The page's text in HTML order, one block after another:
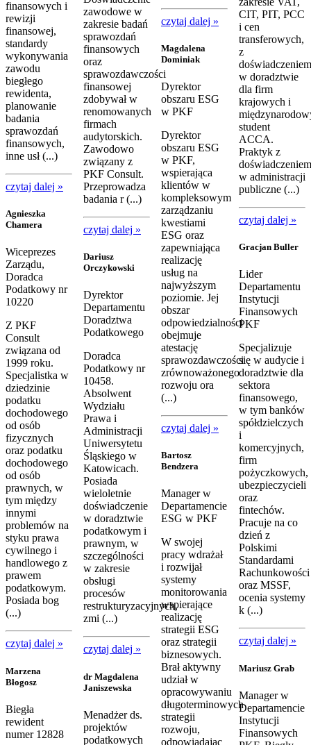
finansowych i
rewizji
finansowej,
standardy
wykonywania
zawodu
biegłego
rewidenta,
planowanie
badania
sprawozdań
finansowych,
inne usł (...)
czytaj dalej »
Agnieszka
Chamera
Wiceprezes
Zarządu,
Doradca
Podatkowy nr
10220
Z PKF
Consult
związana od
1999 roku.
Specjalistka w
dziedzinie
podatku
dochodowego
od osób
fizycznych
oraz podatku
dochodowego
od osób
prawnych, w
tym między
innymi
problemów na
styku prawa
cywilnego i
handlowego z
prawem
podatkowym.
Posiada bog
(...)
czytaj dalej »
Marzena
Błogosz
Biegła
rewident
numer 12828
zawodowe w
zakresie badań
sprawozdań
finansowych
oraz
sprawozdawczości
finansowej
zdobywał w
renomowanych
firmach
audytorskich.
Zawodowo
związany z
PKF Consult.
Przeprowadza
badania r (...)
czytaj dalej »
Dariusz
Orczykowski
Dyrektor
Departamentu
Doradztwa
Podatkowego
Doradca
Podatkowy nr
10458.
Absolwent
Wydziału
Prawa i
Administracji
Uniwersytetu
Śląskiego w
Katowicach.
Posiada
wieloletnie
doświadczenie
w doradztwie
podatkowym i
prawnym, w
szczególności
w zakresie
obsługi
procesów
restrukturyzacyjnych,
zmi (...)
czytaj dalej »
dr Magdalena
Janiszewska
Menadżer ds.
projektów
podatkowych
czytaj dalej »
Magdalena
Dominiak
Dyrektor
obszaru ESG
w PKF
Dyrektor
obszaru ESG
w PKF,
wspierająca
klientów w
kompleksowym
zarządzaniu
kwestiami
ESG oraz
zapewniająca
realizację
usług na
najwyższym
poziomie. Jej
obszar
odpowiedzialności
obejmuje
atestację
sprawozdawczości
zrównoważonego
rozwoju ora
(...)
czytaj dalej »
Bartosz
Bendzera
Manager w
Departamencie
ESG w PKF
W swojej
pracy wdrażał
i rozwijał
systemy
monitorowania
wspierające
realizację
strategii ESG
oraz strategii
biznesowych.
Brał aktywny
udział w
opracowywaniu
długoterminowych
strategii
rozwoju,
odpowiadając
CIT, PIT, PCC
i cen
transferowych,
z
doświadczeniem
w doradztwie
dla firm
krajowych i
student
ACCA.
Praktyk z
doświadczeniem
w administracji
publiczne (...)
czytaj dalej »
Gracjan Buller
Lider
Departamentu
Instytucji
Finansowych
PKF
Specjalizuje
się w audycie i
doradztwie dla
sektora
finansowego,
w tym banków
spółdzielczych
i
komercyjnych,
firm
pożyczkowych,
ubezpieczycieli
oraz
fintechów.
Pracuje na co
dzień z
Polskimi
Standardami
Rachunkowości
oraz MSSF,
ocenia systemy
k (...)
czytaj dalej »
Mariusz Grab
Manager w
Departamencie
Instytucji
Finansowych